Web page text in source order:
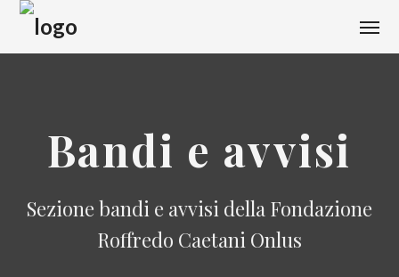
Bandi e avvisi
Sezione bandi e avvisi della Fondazione
Roffredo Caetani Onlus